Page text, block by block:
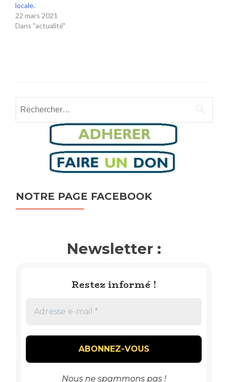
locale.
22 mars 2021
Dans "actualité"
NOTRE PAGE FACEBOOK
Newsletter :
Restez informé !
Nous ne spammons pas !